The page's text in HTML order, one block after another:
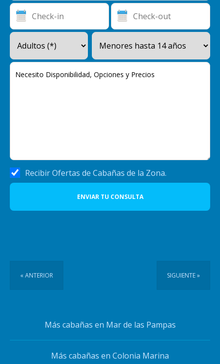
Recibir Ofertas de Cabañas de la Zona.
ENVIAR TU CONSULTA
« ANTERIOR SIGUIENTE »
Más cabañas en Mar de las Pampas
Más cabañas en Colonia Marina